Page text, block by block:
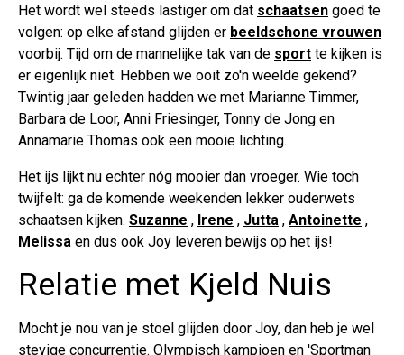
Het wordt wel steeds lastiger om dat schaatsen goed te
volgen: op elke afstand glijden er beeldschone vrouwen
voorbij. Tijd om de mannelijke tak van de sport te kijken is
er eigenlijk niet. Hebben we ooit zo'n weelde gekend?
Twintig jaar geleden hadden we met Marianne Timmer,
Barbara de Loor, Anni Friesinger, Tonny de Jong en
Annamarie Thomas ook een mooie lichting.
Het ijs lijkt nu echter nóg mooier dan vroeger. Wie toch
twijfelt: ga de komende weekenden lekker ouderwets
schaatsen kijken. Suzanne , Irene , Jutta , Antoinette ,
Melissa en dus ook Joy leveren bewijs op het ijs!
Relatie met Kjeld Nuis
Mocht je nou van je stoel glijden door Joy, dan heb je wel
stevige concurrentie. Olympisch kampioen en 'Sportman